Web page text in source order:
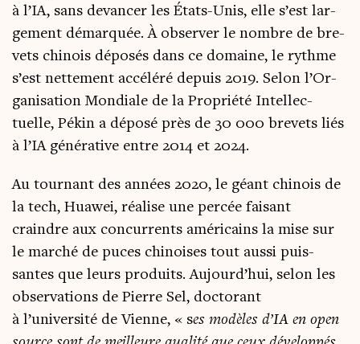
à l’IA, sans devan­cer les États-Unis, elle s’est lar­
ge­ment démar­quée. À obser­ver le nombre de bre­
vets chi­nois dépo­sés dans ce domaine, le rythme
s’est net­te­ment accé­lé­ré depuis 2019. Selon l’Or­
ga­ni­sa­tion Mon­diale de la Pro­prié­té Intel­lec­
tuelle, Pékin a dépo­sé près de 30 000 bre­vets liés
à l’IA géné­ra­tive entre 2014 et 2024.
Au tour­nant des années 2020, le géant chi­nois de
la tech, Hua­wei, réa­lise une per­cée fai­sant
craindre aux concur­rents amé­ri­cains la mise sur
le mar­ché de puces chi­noises tout aus­si puis­
santes que leurs pro­duits. Aujourd’hui, selon les
obser­va­tions de Pierre Sel, doc­to­rant
à l’université de Vienne, « ses modèles d’IA en open